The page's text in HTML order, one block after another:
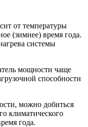
от температуры
(зимнее) время года.
системы
мощности чаще
способности
можно добиться
климатического
года.